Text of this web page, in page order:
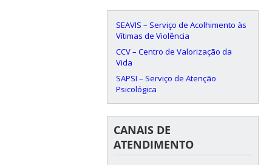
SEAVIS – Serviço de Acolhimento às
Vítimas de Violência
CCV – Centro de Valorização da
Vida
SAPSI – Serviço de Atenção
Psicológica
CANAIS DE
ATENDIMENTO